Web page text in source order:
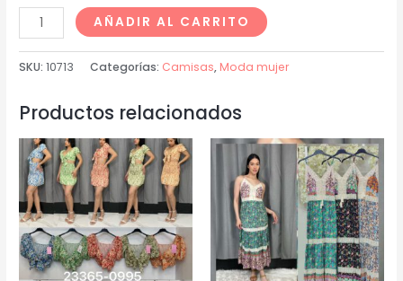
AÑADIR AL CARRITO
SKU:10713 Categorías: Camisas, Moda mujer
Productos relacionados